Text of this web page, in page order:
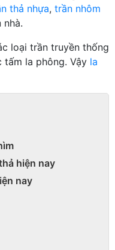
thả nhựa, trần nhôm
nhà.
loại trần truyền thống
la phông. Vậy la
hiện nay
nay